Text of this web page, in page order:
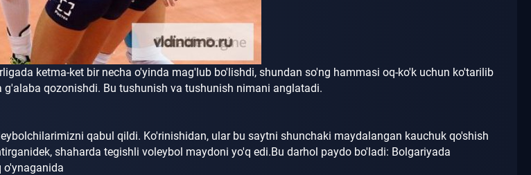
ketma-ket bir necha o'yinda mag'lub bo'lishdi, shundan so'ng hammasi oq-ko'k uchun ko'tarilib
g'alaba qozonishdi. Bu tushunish va tushunish nimani anglatadi.
qabul qildi. Ko'rinishidan, ular bu saytni shunchaki maydalangan kauchuk qo'shish
shaharda tegishli voleybol maydoni yo'q edi.Bu darhol paydo bo'ladi: Bolgariyada
o'ynaganida